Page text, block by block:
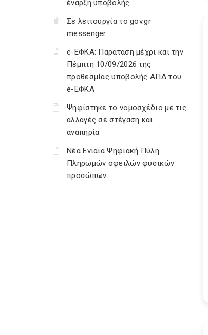
έναρξη υποβολής
Σε λειτουργία το gov.gr
messenger
e-ΕΦΚΑ: Παράταση μέχρι και την
Πέμπτη 10/09/2026 της
προθεσμίας υποβολής ΑΠΔ του
e-ΕΦΚΑ
Ψηφίστηκε το νομοσχέδιο με τις
αλλαγές σε στέγαση και
αναπηρία
Νέα Ενιαία Ψηφιακή Πύλη
Πληρωμών οφειλών φυσικών
προσώπων